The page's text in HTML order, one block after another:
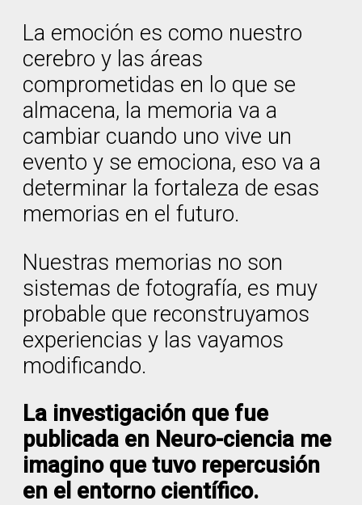
La emoción es como nuestro
cerebro y las áreas
comprometidas en lo que se
almacena, la memoria va a
cambiar cuando uno vive un
evento y se emociona, eso va a
determinar la fortaleza de esas
memorias en el futuro.
Nuestras memorias no son
sistemas de fotografía, es muy
probable que reconstruyamos
experiencias y las vayamos
modificando.
La investigación que fue
publicada en Neuro-ciencia me
imagino que tuvo repercusión
en el entorno científico.